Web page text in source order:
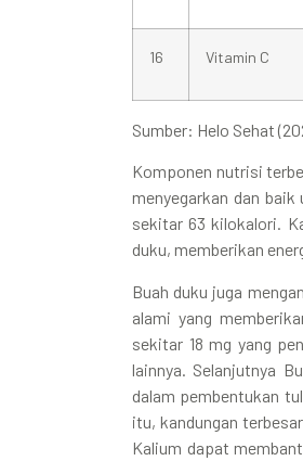
16 Vitamin C
Sumber: Helo Sehat
Komponen nutrisi
menyegarkan dan
sekitar 63 kilokalori.
duku, memberikan
Buah duku juga
alami yang
sekitar 18 mg yang
lainnya. Selanjutnya
dalam pembentukan
itu, kandungan
Kalium dapat